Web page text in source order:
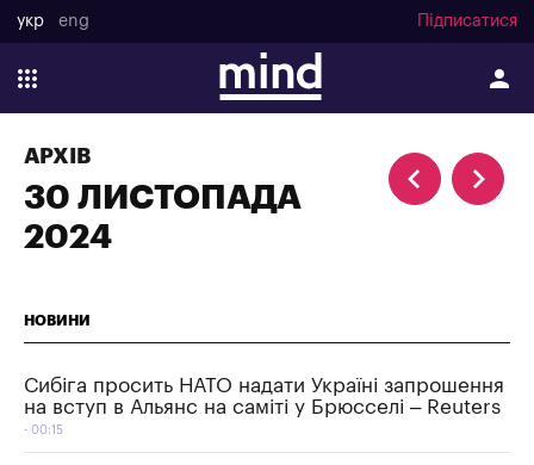
укр eng Підписатися
АРХІВ
30 ЛИСТОПАДА
2024
НОВИНИ
Сибіга просить НАТО надати Україні запрошення
на вступ в Альянс на саміті у Брюсселі – Reuters
00:15